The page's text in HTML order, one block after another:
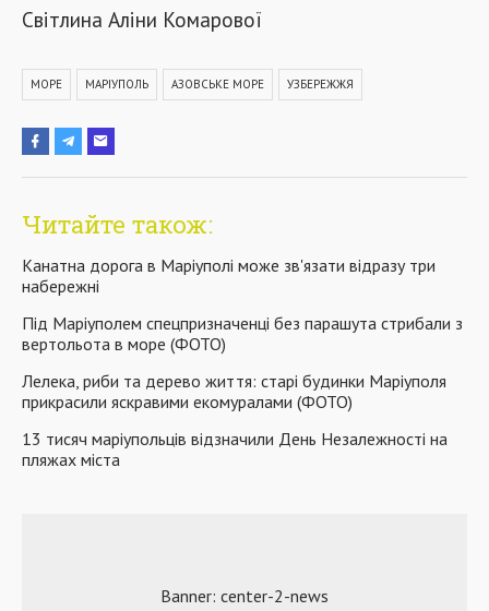
Світлина Аліни Комарової
МОРЕ МАРІУПОЛЬ АЗОВСЬКЕ МОРЕ УЗБЕРЕЖЖЯ
Читайте також:
Канатна дорога в Маріуполі може зв'язати відразу три
набережні
Під Маріуполем спецпризначенці без парашута стрибали з
вертольота в море (ФОТО)
Лелека, риби та дерево життя: старі будинки Маріуполя
прикрасили яскравими екомуралами (ФОТО)
13 тисяч маріупольців відзначили День Незалежності на
пляжах міста